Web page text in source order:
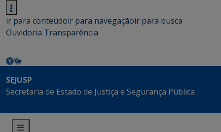
ir para conteúdoir para navegaçãoir para busca
Ouvidoria Transparência
SEJUSP
Secretaria de Estado de Justiça e Segurança Pública